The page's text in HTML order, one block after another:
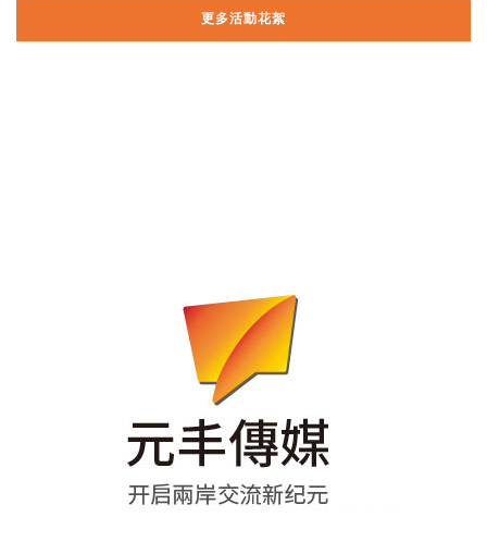
更多活動花絮